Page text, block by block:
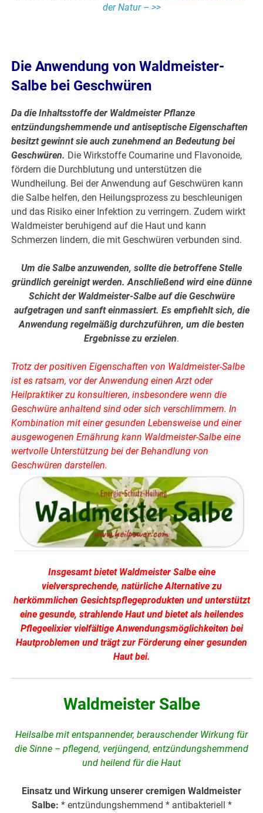
der Natur – >>
Die Anwendung von Waldmeister-
Salbe bei Geschwüren
Da die Inhaltsstoffe der Waldmeister Pflanze
entzündungshemmende und antiseptische Eigenschaften
besitzt gewinnt sie auch zunehmend an Bedeutung bei
Geschwüren. Die Wirkstoffe Coumarine und Flavonoide,
fördern die Durchblutung und unterstützen die
Wundheilung. Bei der Anwendung auf Geschwüren kann
die Salbe helfen, den Heilungsprozess zu beschleunigen
und das Risiko einer Infektion zu verringern. Zudem wirkt
Waldmeister beruhigend auf die Haut und kann
Schmerzen lindern, die mit Geschwüren verbunden sind.
Um die Salbe anzuwenden, sollte die betroffene Stelle
gründlich gereinigt werden. Anschließend wird eine dünne
Schicht der Waldmeister-Salbe auf die Geschwüre
aufgetragen und sanft einmassiert. Es empfiehlt sich, die
Anwendung regelmäßig durchzuführen, um die besten
Ergebnisse zu erzielen.
Trotz der positiven Eigenschaften von Waldmeister-Salbe
ist es ratsam, vor der Anwendung einen Arzt oder
Heilpraktiker zu konsultieren, insbesondere wenn die
Geschwüre anhaltend sind oder sich verschlimmern. In
Kombination mit einer gesunden Lebensweise und einer
ausgewogenen Ernährung kann Waldmeister-Salbe eine
wertvolle Unterstützung bei der Behandlung von
Geschwüren darstellen.
Insgesamt bietet Waldmeister Salbe eine
vielversprechende, natürliche Alternative zu
herkömmlichen Gesichtspflegeprodukten und unterstützt
eine gesunde, strahlende Haut und bietet als heilendes
Pflegeelixier vielfältige Anwendungsmöglichkeiten bei
Hautproblemen und trägt zur Förderung einer gesunden
Haut bei.
Waldmeister Salbe
Heilsalbe mit entspannender, berauschender Wirkung für
die Sinne – pflegend, verjüngend, entzündungshemmend
und heilend für die Haut
Einsatz und Wirkung unserer cremigen Waldmeister
Salbe: * entzündungshemmend * antibakteriell *